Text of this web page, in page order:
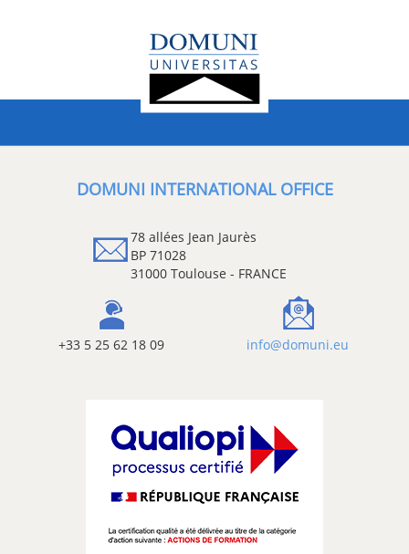
DOMUNI INTERNATIONAL OFFICE
78 allées Jean Jaurès
BP 71028
31000 Toulouse - FRANCE
+33 5 25 62 18 09 info@domuni.eu